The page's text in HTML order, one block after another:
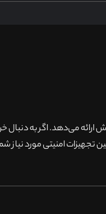
ارائه می‌دهد. اگر به دنبال
تجهیزات امنیتی مورد نیاز